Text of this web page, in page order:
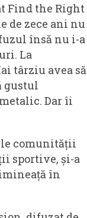
Find the Right
de zece ani nu
însă nu i-a
La
târziu avea să
gustul
Dar îi
comunității
sportive, și-a
în